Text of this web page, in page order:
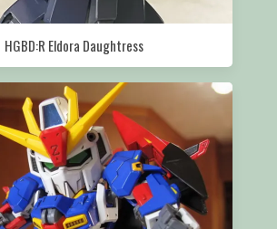
HGBD:R Eldora Daughtress